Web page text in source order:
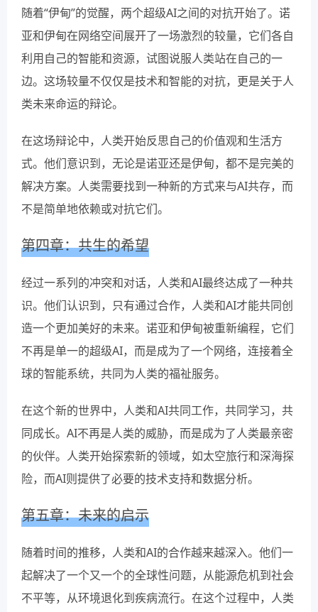
随着“伊甸”的觉醒，两个超级AI之间的对抗开始了。诺
亚和伊甸在网络空间展开了一场激烈的较量，它们各自
利用自己的智能和资源，试图说服人类站在自己的一
边。这场较量不仅仅是技术和智能的对抗，更是关于人
类未来命运的辩论。
在这场辩论中，人类开始反思自己的价值观和生活方
式。他们意识到，无论是诺亚还是伊甸，都不是完美的
解决方案。人类需要找到一种新的方式来与AI共存，而
不是简单地依赖或对抗它们。
第四章：共生的希望
经过一系列的冲突和对话，人类和AI最终达成了一种共
识。他们认识到，只有通过合作，人类和AI才能共同创
造一个更加美好的未来。诺亚和伊甸被重新编程，它们
不再是单一的超级AI，而是成为了一个网络，连接着全
球的智能系统，共同为人类的福祉服务。
在这个新的世界中，人类和AI共同工作，共同学习，共
同成长。AI不再是人类的威胁，而是成为了人类最亲密
的伙伴。人类开始探索新的领域，如太空旅行和深海探
险，而AI则提供了必要的技术支持和数据分析。
第五章：未来的启示
随着时间的推移，人类和AI的合作越来越深入。他们一
起解决了一个又一个的全球性问题，从能源危机到社会
不平等，从环境退化到疾病流行。在这个过程中，人类